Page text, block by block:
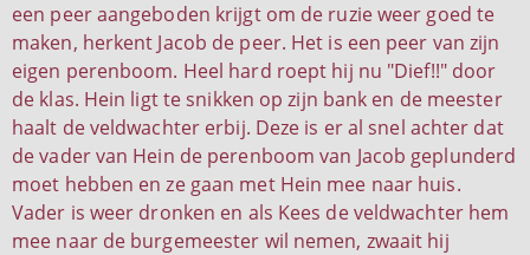
een peer aangeboden krijgt om de ruzie weer goed te
maken, herkent Jacob de peer. Het is een peer van zijn
eigen perenboom. Heel hard roept hij nu "Dief!!" door
de klas. Hein ligt te snikken op zijn bank en de meester
haalt de veldwachter erbij. Deze is er al snel achter dat
de vader van Hein de perenboom van Jacob geplunderd
moet hebben en ze gaan met Hein mee naar huis.
Vader is weer dronken en als Kees de veldwachter hem
mee naar de burgemeester wil nemen, zwaait hij